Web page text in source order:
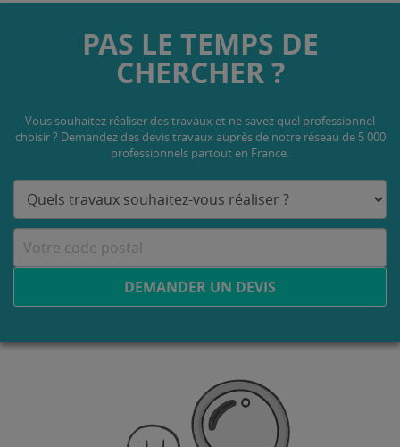
PAS LE TEMPS DE
CHERCHER ?
Vous souhaitez réaliser des travaux et ne savez quel professionnel
choisir ? Demandez des devis travaux auprès de notre réseau de 5 000
professionnels partout en France.
DEMANDER UN DEVIS